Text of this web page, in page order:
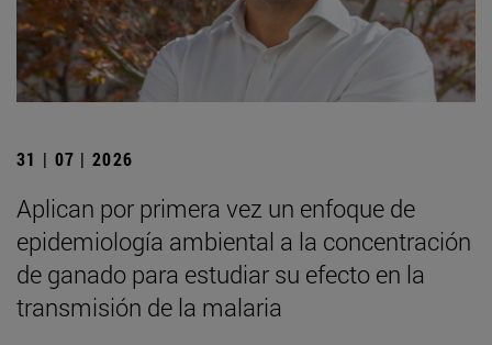
31 | 07 | 2026
Aplican por primera vez un enfoque de
epidemiología ambiental a la concentración
de ganado para estudiar su efecto en la
transmisión de la malaria